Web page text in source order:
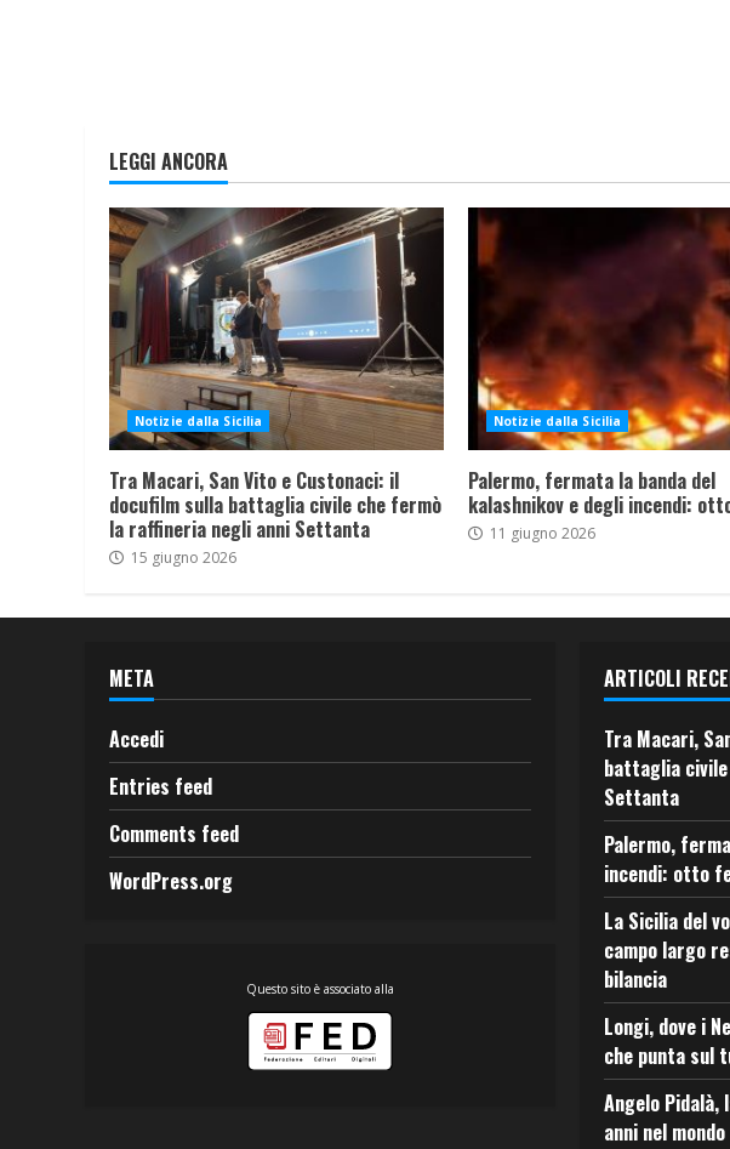
LEGGI ANCORA
Notizie dalla Sicilia
Tra Macari, San Vito e Custonaci: il
docufilm sulla battaglia civile che fermò
la raffineria negli anni Settanta
15 giugno 2026
Notizie dalla Sicilia
Palermo, fermata la banda del
kalashnikov e degli incendi:
11 giugno 2026
META
Accedi
Entries feed
Comments feed
WordPress.org
Questo sito è associato alla
ARTICOLI
Tra Macari,
battaglia
Settanta
Palermo,
incendi: otto
La Sicilia del
campo largo
bilancia
Longi, dove i
che punta sul
Angelo Pidalà,
anni nel